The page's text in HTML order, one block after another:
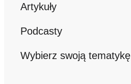
Artykuły
Podcasty
Wybierz swoją tematykę